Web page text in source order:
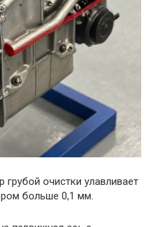
очистки улавливает
больше 0,1 мм.